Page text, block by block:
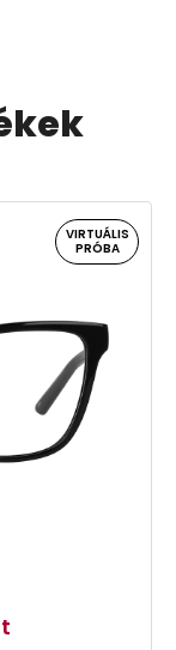
VIRTUÁLIS
PRÓBA